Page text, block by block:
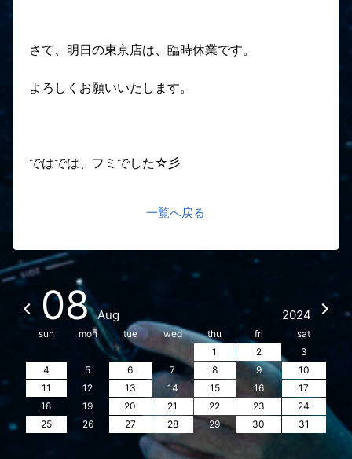
さて、明日の東京店は、臨時休業です。
よろしくお願いいたします。
ではでは、フミでした☆彡
一覧へ戻る
08 Aug 2024
sun mon tue wed thu fri
sat
1
2
3
4
5 6 7 8 9
10
11
12 13 14 15 16
17
18
19 20 21 22 23
24
25
26 27 28 29 30 31